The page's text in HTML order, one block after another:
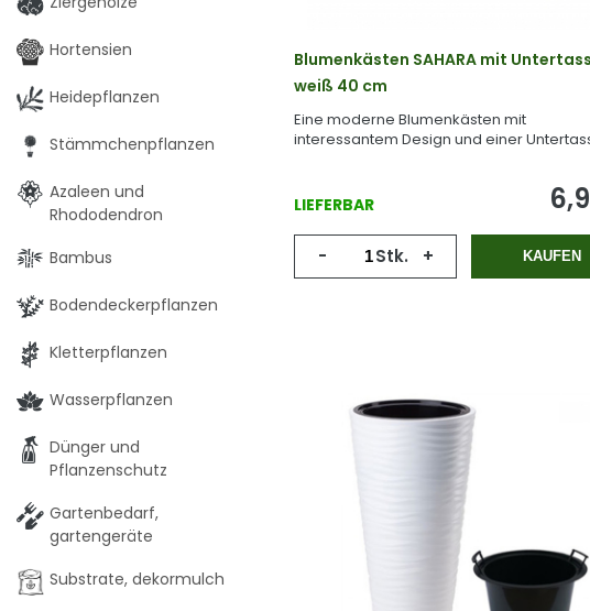
Blumenkästen SAHARA mit
weiß 40 cm
Eine moderne Blumenkästen mit
interessantem Design und einer
LIEFERBAR
- Stk. + KAUFEN
Hortensien
Heidepflanzen
Stämmchenpflanzen
Azaleen und
Rhododendron
Bambus
Bodendeckerpflanzen
Kletterpflanzen
Wasserpflanzen
Dünger und
Pflanzenschutz
Gartenbedarf,
gartengeräte
Substrate, dekormulch